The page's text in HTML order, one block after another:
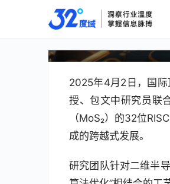
复旦大学团
V架构处理器“
2025年4月2日，国际
授、包文中研究员联
（MoS₂）的32位
成的跨越式发展。
研究团队针对二维半